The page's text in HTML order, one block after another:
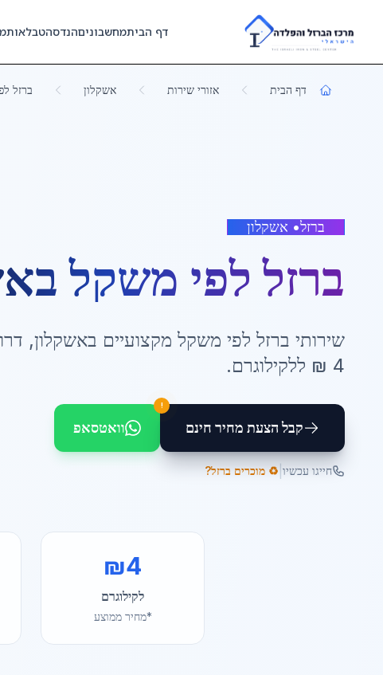
Skip to main content
דף הביתמחשבוניםהנדסהטבלאות
דף הבית אזורי שירות אשקלון ברזל
ברזל• אשקלון
ברזל לפי משקלב
שירותי ברזל לפי משקל מקצועיים באשקלון,
4 ₪ ללקילוגרם.
קבל הצעת מחיר חינם
!
וואטסאפ
חייגו עכשיו ♻️ מוכרים ברזל?
₪4
לקילוגרם
*מחיר ממוצע